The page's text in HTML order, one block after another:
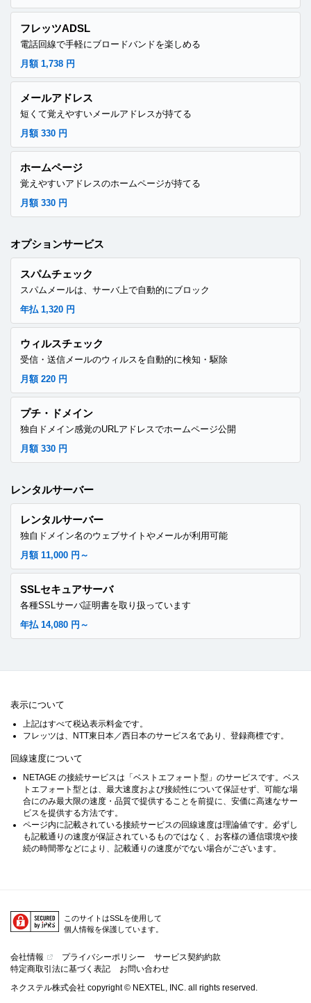
フレッツADSL
電話回線で手軽にブロードバンドを楽しめる
月額 1,738 円
メールアドレス
短くて覚えやすいメールアドレスが持てる
月額 330 円
ホームページ
覚えやすいアドレスのホームページが持てる
月額 330 円
オプションサービス
スパムチェック
スパムメールは、サーバ上で自動的にブロック
年払 1,320 円
ウィルスチェック
受信・送信メールのウィルスを自動的に検知・駆除
月額 220 円
プチ・ドメイン
独自ドメイン感覚のURLアドレスでホームページ公開
月額 330 円
レンタルサーバー
レンタルサーバー
独自ドメイン名のウェブサイトやメールが利用可能
月額 11,000 円～
SSLセキュアサーバ
各種SSLサーバ証明書を取り扱っています
年払 14,080 円～
表示について
上記はすべて税込表示料金です。
フレッツは、NTT東日本／西日本のサービス名であり、登録商標です。
回線速度について
NETAGE の接続サービスは「ベストエフォート型」のサービスです。ベス
トエフォート型とは、最大速度および接続性について保証せず、可能な場
合にのみ最大限の速度・品質で提供することを前提に、安価に高速なサー
ビスを提供する方法です。
ページ内に記載されている接続サービスの回線速度は理論値です。必ずし
も記載通りの速度が保証されているものではなく、お客様の通信環境や接
続の時間帯などにより、記載通りの速度がでない場合がございます。
このサイトはSSLを使用して
個人情報を保護しています。
会社情報 プライバシーポリシー
サービス契約約款
特定商取引法に基づく表記
お問い合わせ
ネクステル株式会社 copyright © NEXTEL, INC. all rights reserved.